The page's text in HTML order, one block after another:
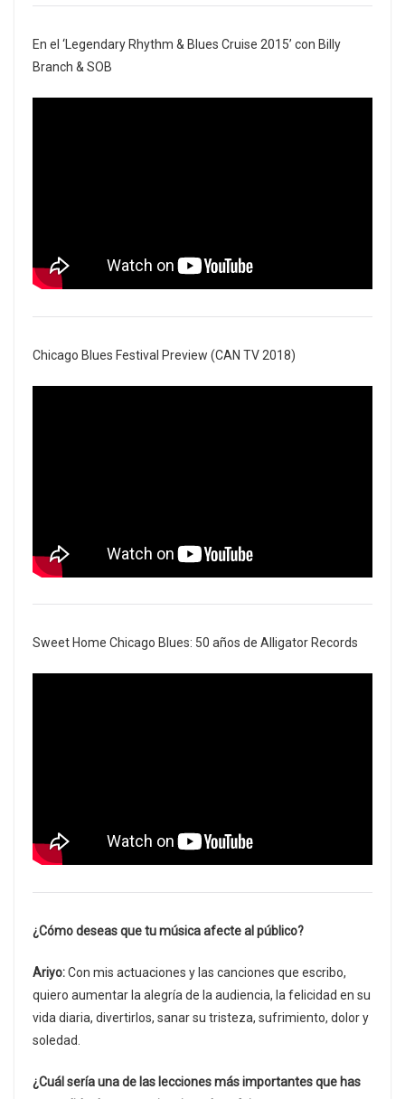
En el ‘Legendary Rhythm & Blues Cruise 2015’ con Billy
Branch & SOB
Chicago Blues Festival Preview (CAN TV 2018)
Sweet Home Chicago Blues: 50 años de Alligator Records
¿Cómo deseas que tu música afecte al público?
Ariyo:Con mis actuaciones y las canciones que escribo,
quiero aumentar la alegría de la audiencia, la felicidad en su
vida diaria, divertirlos, sanar su tristeza, sufrimiento, dolor y
soledad.
¿Cuál sería una de las lecciones más importantes que has